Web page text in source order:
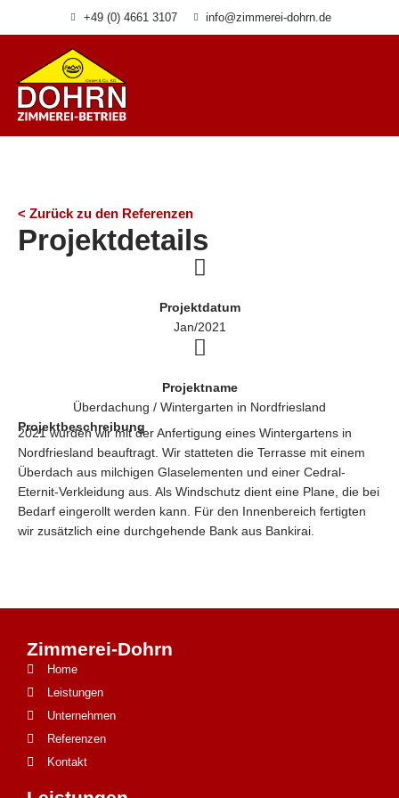
+49 (0) 4661 3107 info@zimmerei-dohrn.de
< Zurück zu den Referenzen
Projektdetails
Projektdatum
Jan/2021
Projektname
Überdachung / Wintergarten in Nordfriesland
Projektbeschreibung
2021 wurden wir mit der Anfertigung eines Wintergartens in
Nordfriesland beauftragt. Wir statteten die Terrasse mit einem
Überdach aus milchigen Glaselementen und einer Cedral-
Eternit-Verkleidung aus. Als Windschutz dient eine Plane, die bei
Bedarf eingerollt werden kann. Für den Innenbereich fertigten
wir zusätzlich eine durchgehende Bank aus Bankirai.
Zimmerei-Dohrn
Home
Leistungen
Unternehmen
Referenzen
Kontakt